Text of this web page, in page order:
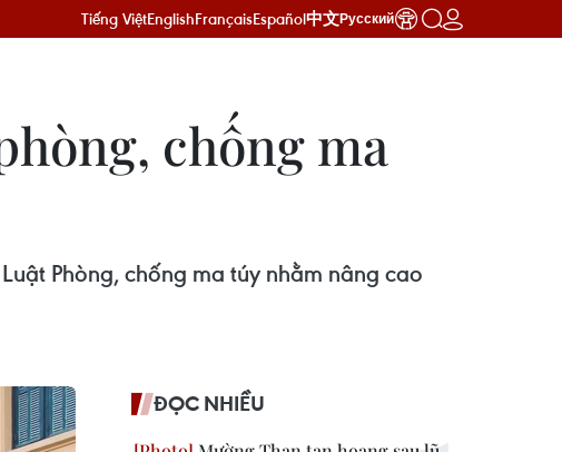
Tiếng ViệtEnglishFrançaisEspañol中文Русский
chống ma
Phòng, chống ma túy nhằm nâng cao
ĐỌC NHIỀU